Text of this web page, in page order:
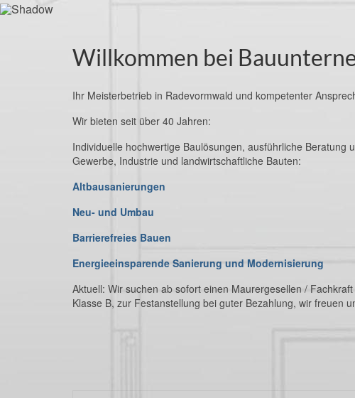
Willkommen bei
Ihr Meisterbetrieb in Radevormwald und kompetenter
Wir bieten seit über 40 Jahren:
Individuelle hochwertige Baulösungen, ausführliche
Gewerbe, Industrie und landwirtschaftliche Bauten:
Altbausanierungen
Neu- und Umbau
Barrierefreies Bauen
Energieeinsparende Sanierung und Modernisierung
Aktuell: Wir suchen ab sofort einen Maurergesellen /
Klasse B, zur Festanstellung bei guter Bezahlung, wir freuen